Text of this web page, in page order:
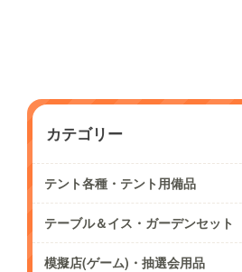
カテゴリー
テント各種・テント用備品
テーブル＆イス・ガーデンセット
模擬店(ゲーム)・抽選会用品